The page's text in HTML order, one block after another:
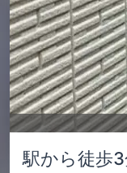
駅から徒歩